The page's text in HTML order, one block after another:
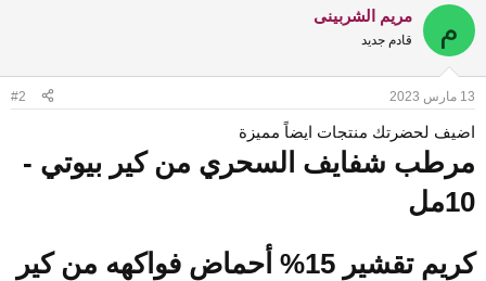
م مريم الشربينى
قادم جديد
13 مارس 2023 #2
اضيف لحضرتك منتجات ايضاً مميزة
مرطب شفايف السحري من كير بيوتي -
10مل
كريم تقشير
15% أحماض فواكهه من كير